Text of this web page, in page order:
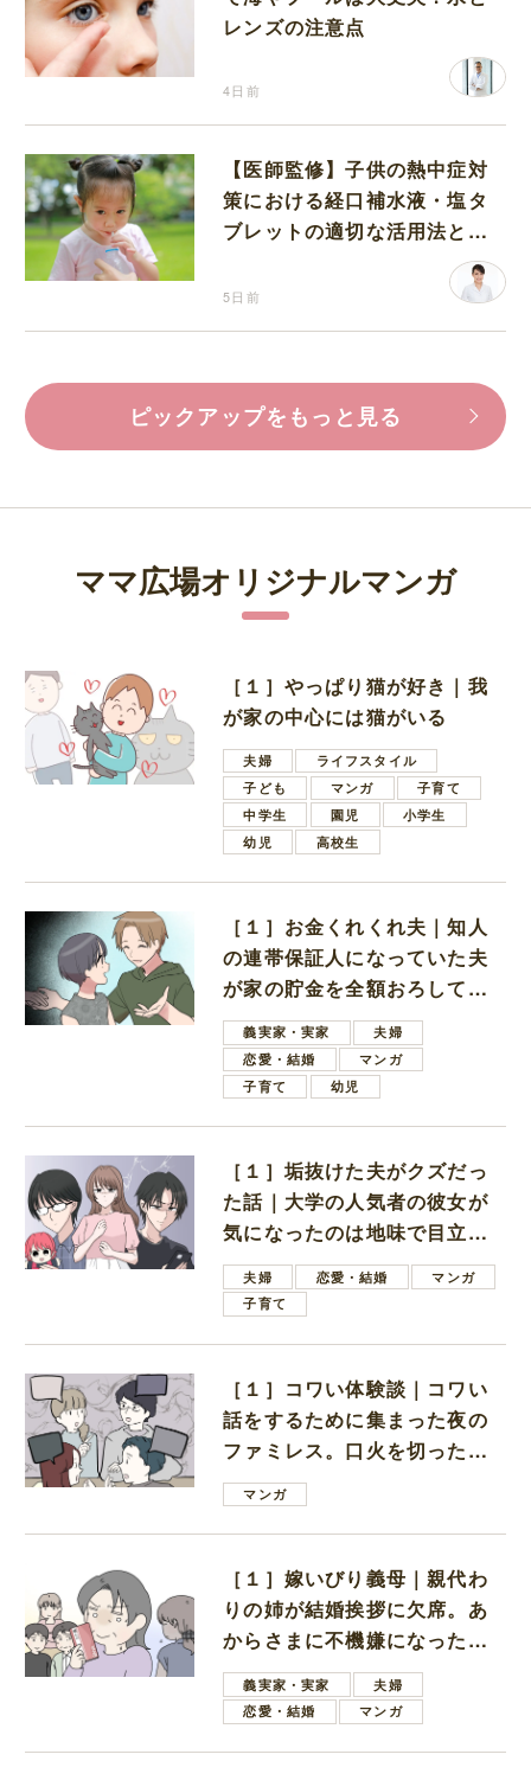
レンズの注意点
4日前
【医師監修】子供の熱中症対
策における経口補水液・塩タ
ブレットの適切な活用法と水
5日前
ピックアップをもっと見る
ママ広場オリジナルマンガ
［１］やっぱり猫が好き｜我
が家の中心には猫がいる
夫婦
ライフスタイル
子ども
マンガ
子育て
中学生
園児
小学生
幼児
高校生
［１］お金くれくれ夫｜知人
の連帯保証人になっていた夫
が家の貯金を全額おろしてほ
しいと言ってきた
義実家・実家
夫婦
恋愛・結婚
マンガ
子育て
幼児
［１］垢抜けた夫がクズだっ
た話｜大学の人気者の彼女が
気になったのは地味で目立た
ない男子学生
夫婦 恋愛・結婚
マンガ
子育て
［１］コワい体験談｜コワい
話をするために集まった夜の
ファミレス。口火を切ったの
は電車好きの男の子ママ
マンガ
［１］嫁いびり義母｜親代わ
りの姉が結婚挨拶に欠席。あ
からさまに不機嫌になった義
母義実家・実家
夫婦
恋愛・結婚
マンガ